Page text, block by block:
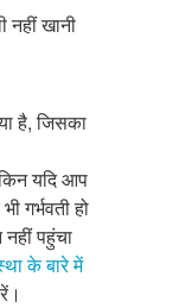
नहीं खानी
है, जिसका
यदि आप
गर्भवती हो
पहुंचा
के बारे में